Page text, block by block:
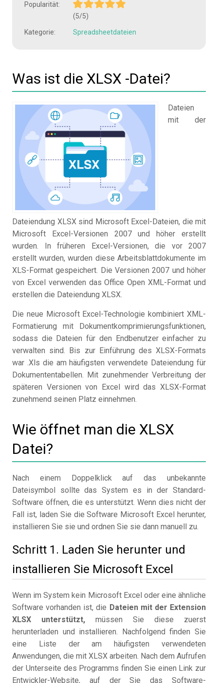
Popularität:
(5/5)
Kategorie: Spreadsheetdateien
Was ist die XLSX -Datei?
Dateien
mit der
Dateiendung XLSX sind Microsoft Excel-Dateien, die mit
Microsoft Excel-Versionen 2007 und höher erstellt
wurden. In früheren Excel-Versionen, die vor 2007
erstellt wurden, wurden diese Arbeitsblattdokumente im
XLS-Format gespeichert. Die Versionen 2007 und höher
von Excel verwenden das Office Open XML-Format und
erstellen die Dateiendung XLSX.
Die neue Microsoft Excel-Technologie kombiniert XML-
Formatierung mit Dokumentkomprimierungsfunktionen,
sodass die Dateien für den Endbenutzer einfacher zu
verwalten sind. Bis zur Einführung des XLSX-Formats
war .Xls die am häufigsten verwendete Dateiendung für
Dokumententabellen. Mit zunehmender Verbreitung der
späteren Versionen von Excel wird das XLSX-Format
zunehmend seinen Platz einnehmen.
Wie öffnet man die XLSX
Datei?
Nach einem Doppelklick auf das unbekannte
Dateisymbol sollte das System es in der Standard-
Software öffnen, die es unterstützt. Wenn dies nicht der
Fall ist, laden Sie die Software Microsoft Excel herunter,
installieren Sie sie und ordnen Sie sie dann manuell zu.
Schritt 1. Laden Sie herunter und
installieren Sie Microsoft Excel
Wenn im System kein Microsoft Excel oder eine ähnliche
Software vorhanden ist, die Dateien mit der Extension
XLSX unterstützt, müssen Sie diese zuerst
herunterladen und installieren. Nachfolgend finden Sie
eine Liste der am häufigsten verwendeten
Anwendungen, die mit XLSX arbeiten. Nach dem Aufrufen
der Unterseite des Programms finden Sie einen Link zur
Entwickler-Website, auf der Sie das Software-